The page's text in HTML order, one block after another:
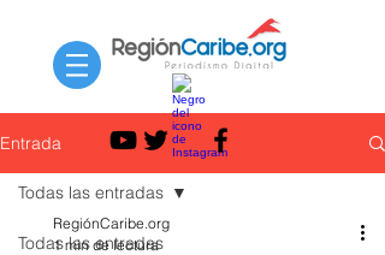
Entrada
Todas las entradas
Todas las entradas
RegiónCaribe.org
1 min de lectura